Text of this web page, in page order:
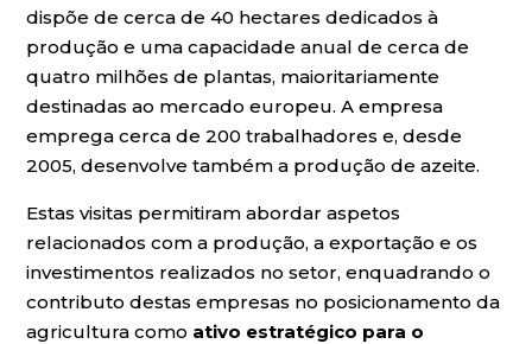
dispõe de cerca de 40 hectares dedicados à
produção e uma capacidade anual de cerca de
quatro milhões de plantas, maioritariamente
destinadas ao mercado europeu. A empresa
emprega cerca de 200 trabalhadores e, desde
2005, desenvolve também a produção de azeite.
Estas visitas permitiram abordar aspetos
relacionados com a produção, a exportação e os
investimentos realizados no setor, enquadrando o
contributo destas empresas no posicionamento da
agricultura como ativo estratégico para o